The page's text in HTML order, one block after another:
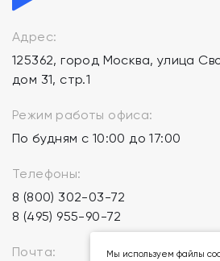
Адрес:
125362, город Москва, улица
дом 31, стр.1
Режим работы офиса:
По будням с 10:00 до 17:00
Телефоны:
8 (800) 302-03-72
8 (495) 955-90-72
Почта:
Мы используем файлы